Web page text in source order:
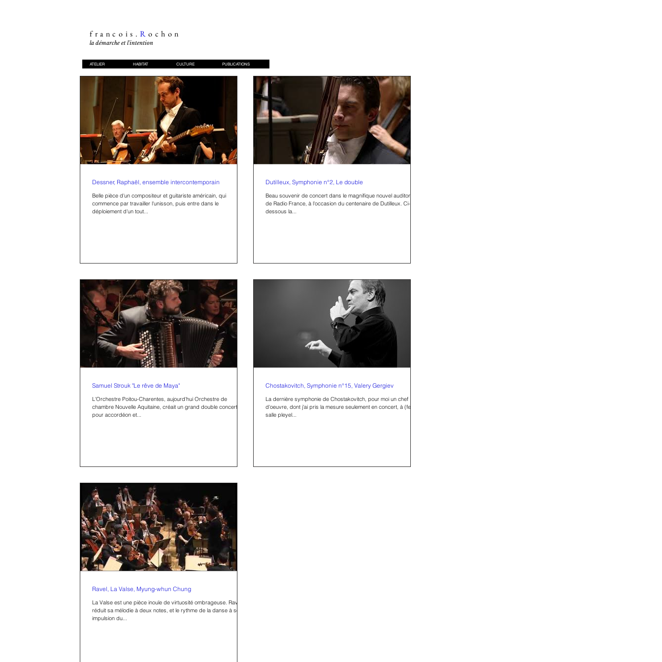
francois.Rochon
la démarche et l'intention
ATELIER HABITAT CULTURE PUBLICATIONS
Dessner, Raphaël, ensemble intercontemporain
Belle pièce d'un compositeur et guitariste américain, qui
commence par travailler l'unisson, puis entre dans le
déploiement d'un tout...
Dutilleux, Symphonie n°2, Le double
Beau souvenir de concert dans le magnifique nouvel auditorium
de Radio France, à l'occasion du centenaire de Dutilleux. Ci-
dessous la...
Samuel Strouk "Le rêve de Maya"
L'Orchestre Poitou-Charentes, aujourd'hui Orchestre de
chambre Nouvelle Aquitaine, créait un grand double concerto
pour accordéon et...
Chostakovitch, Symphonie n°15, Valery Gergiev
La dernière symphonie de Chostakovitch, pour moi un chef
d'oeuvre, dont j'ai pris la mesure seulement en concert, à (feu) la
salle pleyel...
Ravel, La Valse, Myung-whun Chung
La Valse est une pièce inouïe de virtuosité ombrageuse. Ravel
réduit sa mélodie à deux notes, et le rythme de la danse à son
impulsion du...